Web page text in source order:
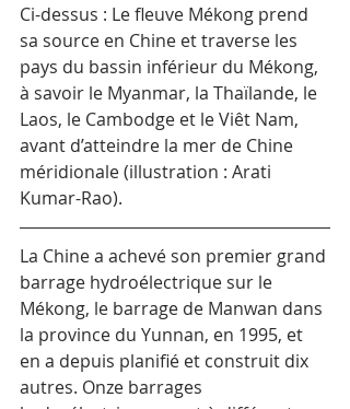
Ci-dessus : Le fleuve Mékong prend
sa source en Chine et traverse les
pays du bassin inférieur du Mékong,
à savoir le Myanmar, la Thaïlande, le
Laos, le Cambodge et le Viêt Nam,
avant d’atteindre la mer de Chine
méridionale (illustration : Arati
Kumar-Rao).
La Chine a achevé son premier grand
barrage hydroélectrique sur le
Mékong, le barrage de Manwan dans
la province du Yunnan, en 1995, et
en a depuis planifié et construit dix
autres. Onze barrages